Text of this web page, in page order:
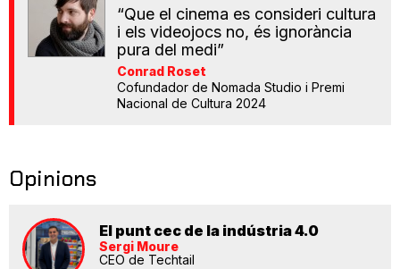
“Que el cinema es consideri cultura
i els videojocs no, és ignorància
pura del medi”
Conrad Roset
Cofundador de Nomada Studio i Premi
Nacional de Cultura 2024
Opinions
El punt cec de la indústria 4.0
Sergi Moure
CEO de Techtail